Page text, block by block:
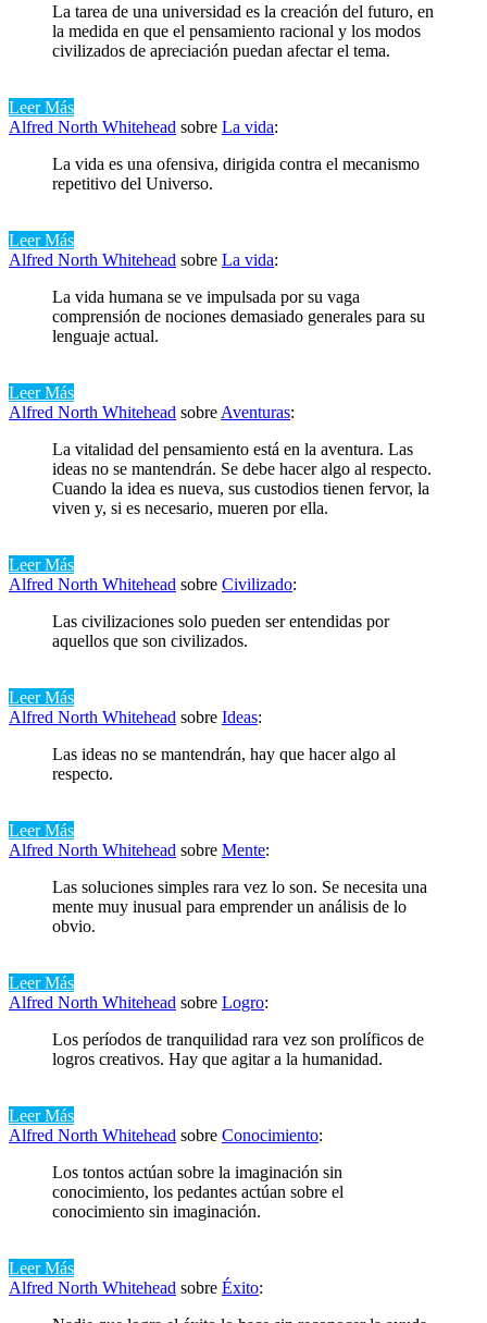
La tarea de una universidad es la creación del futuro, en
la medida en que el pensamiento racional y los modos
civilizados de apreciación puedan afectar el tema.
Leer Más
Alfred North Whitehead sobre La vida:
La vida es una ofensiva, dirigida contra el mecanismo
repetitivo del Universo.
Leer Más
Alfred North Whitehead sobre La vida:
La vida humana se ve impulsada por su vaga
comprensión de nociones demasiado generales para su
lenguaje actual.
Leer Más
Alfred North Whitehead sobre Aventuras:
La vitalidad del pensamiento está en la aventura. Las
ideas no se mantendrán. Se debe hacer algo al respecto.
Cuando la idea es nueva, sus custodios tienen fervor, la
viven y, si es necesario, mueren por ella.
Leer Más
Alfred North Whitehead sobre Civilizado:
Las civilizaciones solo pueden ser entendidas por
aquellos que son civilizados.
Leer Más
Alfred North Whitehead sobre Ideas:
Las ideas no se mantendrán, hay que hacer algo al
respecto.
Leer Más
Alfred North Whitehead sobre Mente:
Las soluciones simples rara vez lo son. Se necesita una
mente muy inusual para emprender un análisis de lo
obvio.
Leer Más
Alfred North Whitehead sobre Logro:
Los períodos de tranquilidad rara vez son prolíficos de
logros creativos. Hay que agitar a la humanidad.
Leer Más
Alfred North Whitehead sobre Conocimiento:
Los tontos actúan sobre la imaginación sin
conocimiento, los pedantes actúan sobre el
conocimiento sin imaginación.
Leer Más
Alfred North Whitehead sobre Éxito: